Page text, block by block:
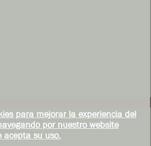
para mejorar la experiencia del
por nuestro website
acepta su uso.